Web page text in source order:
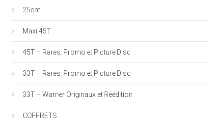
25cm
Maxi 45T
45T – Rares, Promo et Picture Disc
33T – Rares, Promo et Picture Disc
33T – Warner Originaux et Réédition
COFFRETS